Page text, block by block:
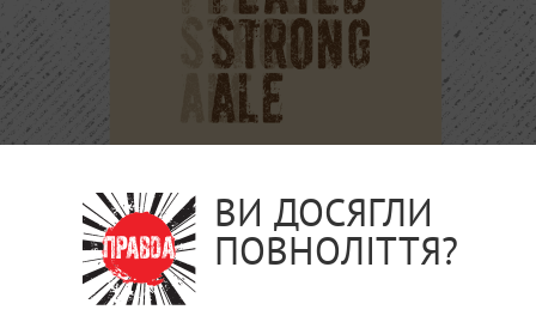
ВИ ДОСЯГЛИ
ПОВНОЛІТТЯ?